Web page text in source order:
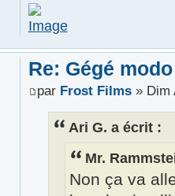
Re: Gégé
par Frost Films» Dim
Ari G. a écrit :
Mr.
Non ça va